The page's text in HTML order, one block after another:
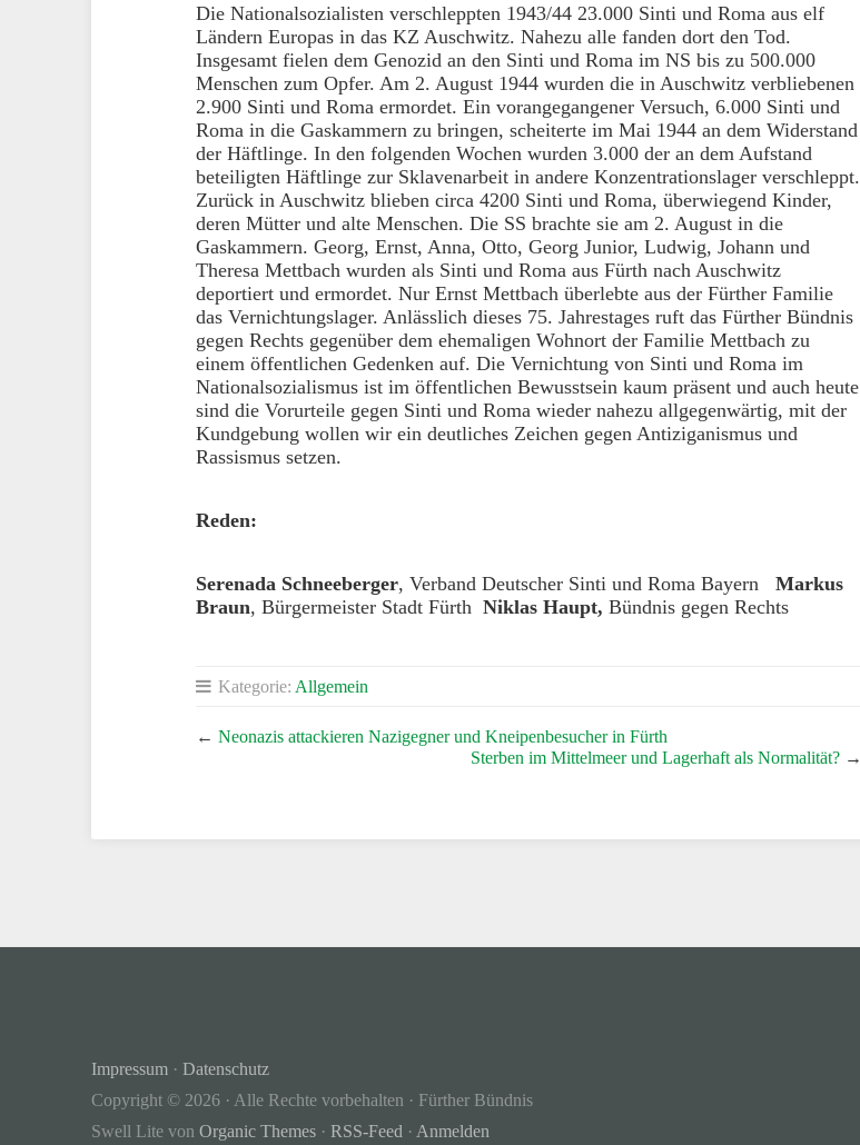
Die Nationalsozialisten verschleppten 1943/44 23.000 Sinti und Roma aus elf
Ländern Europas in das KZ Auschwitz. Nahezu alle fanden dort den Tod.
Insgesamt fielen dem Genozid an den Sinti und Roma im NS bis zu 500.000
Menschen zum Opfer. Am 2. August 1944 wurden die in Auschwitz verbliebenen
2.900 Sinti und Roma ermordet. Ein vorangegangener Versuch, 6.000 Sinti und
Roma in die Gaskammern zu bringen, scheiterte im Mai 1944 an dem Widerstand
der Häftlinge. In den folgenden Wochen wurden 3.000 der an dem Aufstand
beteiligten Häftlinge zur Sklavenarbeit in andere Konzentrationslager verschleppt.
Zurück in Auschwitz blieben circa 4200 Sinti und Roma, überwiegend Kinder,
deren Mütter und alte Menschen. Die SS brachte sie am 2. August in die
Gaskammern. Georg, Ernst, Anna, Otto, Georg Junior, Ludwig, Johann und
Theresa Mettbach wurden als Sinti und Roma aus Fürth nach Auschwitz
deportiert und ermordet. Nur Ernst Mettbach überlebte aus der Fürther Familie
das Vernichtungslager. Anlässlich dieses 75. Jahrestages ruft das Fürther Bündnis
gegen Rechts gegenüber dem ehemaligen Wohnort der Familie Mettbach zu
einem öffentlichen Gedenken auf. Die Vernichtung von Sinti und Roma im
Nationalsozialismus ist im öffentlichen Bewusstsein kaum präsent und auch heute
sind die Vorurteile gegen Sinti und Roma wieder nahezu allgegenwärtig, mit der
Kundgebung wollen wir ein deutliches Zeichen gegen Antiziganismus und
Rassismus setzen.
Reden:
Serenada Schneeberger, Verband Deutscher Sinti und Roma BayernMarkus
Braun, Bürgermeister Stadt Fürth Niklas Haupt, Bündnis gegen Rechts
Kategorie: Allgemein
←Neonazis attackieren Nazigegner und Kneipenbesucher in Fürth
Sterben im Mittelmeer und Lagerhaft als Normalität?→
Impressum · Datenschutz
Copyright © 2026 · Alle Rechte vorbehalten · Fürther Bündnis
Swell Lite von Organic Themes · RSS-Feed · Anmelden